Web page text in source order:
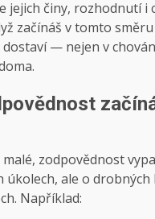
jejich činy, rozhodnutí i
začínáš v tomto
dostaví — nejen v
malé, zodpovědnost
úkolech, ale o drobných
Například: